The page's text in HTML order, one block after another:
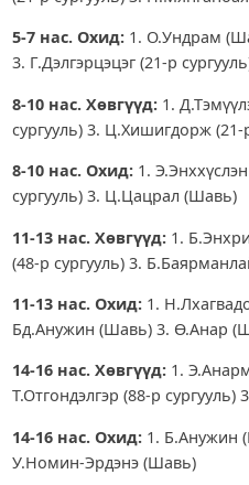
5-7 нас. Охид:1. О.Ундрам
3. Г.Дэлгэрцэцэг (21-р
8-10 нас. Хөвгүүд:1.
сургууль) 3. Ц.Хишигдорж (21-
8-10 нас. Охид:1.
сургууль) 3. Ц.Цацрал (Шавь)
11-13 нас. Хөвгүүд:1.
(48-р сургууль) 3.
11-13 нас. Охид:1.
Бд.Анужин (Шавь) 3. Ө.Анар
14-16 нас. Хөвгүүд:1.
Т.Отгондэлгэр (88-р сургууль)
14-16 нас. Охид:1. Б.Анужин
У.Номин-Эрдэнэ (Шавь)